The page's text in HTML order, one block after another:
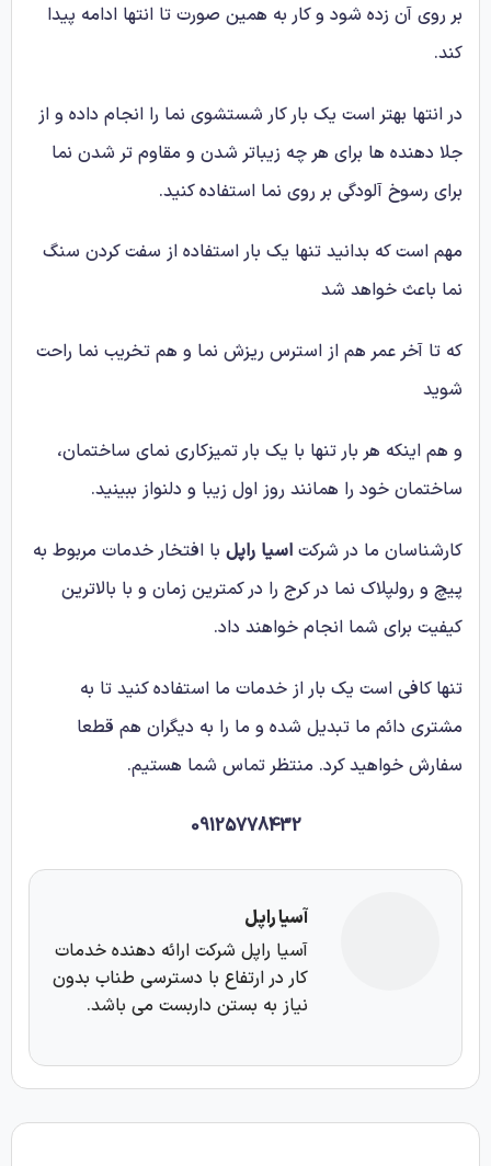
بر روی آن زده شود و کار به همین صورت تا انتها ادامه پیدا
کند.
در انتها بهتر است یک بار کار شستشوی نما را انجام داده و از
جلا دهنده ها برای هر چه زیباتر شدن و مقاوم تر شدن نما
برای رسوخ آلودگی بر روی نما استفاده کنید.
مهم است که بدانید تنها یک بار استفاده از سفت کردن سنگ
نما باعث خواهد شد
که تا آخر عمر هم از استرس ریزش نما و هم تخریب نما راحت
شوید
و هم اینکه هر بار تنها با یک بار تمیزکاری نمای ساختمان،
ساختمان خود را همانند روز اول زیبا و دلنواز ببینید.
کارشناسان ما در شرکت اسیا راپل با افتخار خدمات مربوط به
پیچ و رولپلاک نما در کرج را در کمترین زمان و با بالاترین
کیفیت برای شما انجام خواهند داد.
تنها کافی است یک بار از خدمات ما استفاده کنید تا به
مشتری دائم ما تبدیل شده و ما را به دیگران هم قطعا
سفارش خواهید کرد. منتظر تماس شما هستیم.
09125778432
آسیا راپل
آسیا راپل شرکت ارائه دهنده خدمات
کار در ارتفاع با دسترسی طناب بدون
نیاز به بستن داربست می باشد.